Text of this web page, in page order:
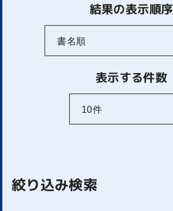
結果の表示順序
表示する件数
絞り込み検索